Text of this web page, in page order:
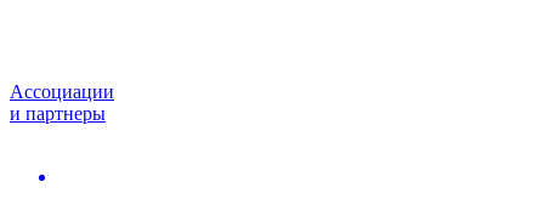
Ассоциации
и партнеры